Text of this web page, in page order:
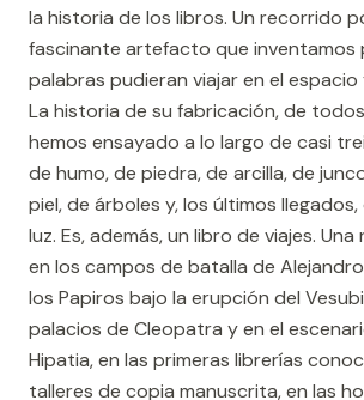
la historia de los libros. Un recorrido
fascinante artefacto que inventamos
palabras pudieran viajar en el espacio
La historia de su fabricación, de
hemos ensayado a lo largo de casi
de humo, de piedra, de arcilla, de
piel, de árboles y, los últimos
luz. Es, además, un libro de viajes.
en los campos de batalla de
los Papiros bajo la erupción del
palacios de Cleopatra y en el
Hipatia, en las primeras librerías
talleres de copia manuscrita, en las